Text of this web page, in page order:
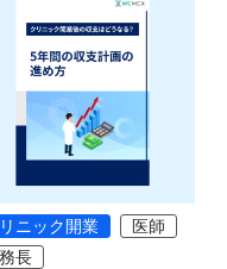
ニック開業
医師
長